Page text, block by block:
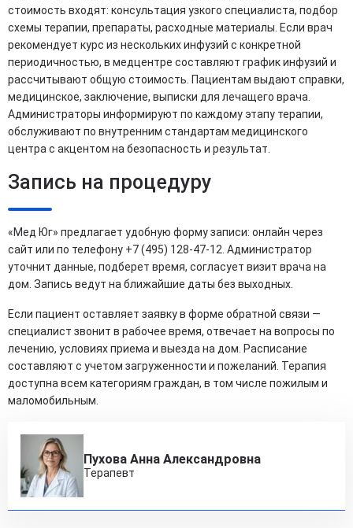
стоимость входят: консультация узкого специалиста, подбор
схемы терапии, препараты, расходные материалы. Если врач
рекомендует курс из нескольких инфузий с конкретной
периодичностью, в медцентре составляют график инфузий и
рассчитывают общую стоимость. Пациентам выдают справки,
медицинское, заключение, выписки для лечащего врача.
Администраторы информируют по каждому этапу терапии,
обслуживают по внутренним стандартам медицинского
центра с акцентом на безопасность и результат.
Запись на процедуру
«Мед Юг» предлагает удобную форму записи: онлайн через
сайт или по телефону +7 (495) 128-47-12. Администратор
уточнит данные, подберет время, согласует визит врача на
дом. Запись ведут на ближайшие даты без выходных.
Если пациент оставляет заявку в форме обратной связи —
специалист звонит в рабочее время, отвечает на вопросы по
лечению, условиях приема и выезда на дом. Расписание
составляют с учетом загруженности и пожеланий. Терапия
доступна всем категориям граждан, в том числе пожилым и
маломобильным.
Пухова Анна Александровна
Терапевт